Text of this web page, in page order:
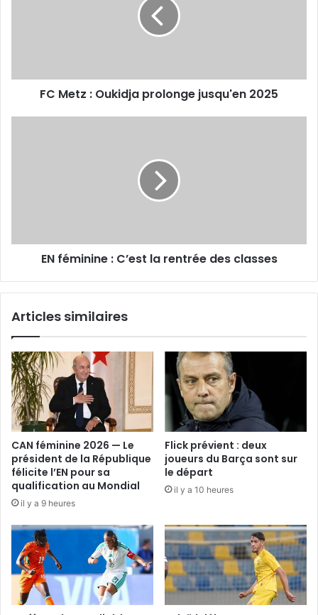
FC Metz : Oukidja prolonge jusqu'en 2025
EN féminine : C’est la rentrée des classes
Articles similaires
CAN féminine 2026 — Le
président de la République
félicite l’EN pour sa
qualification au Mondial
il y a 9 heures
Flick prévient : deux
joueurs du Barça sont sur
le départ
il y a 10 heures